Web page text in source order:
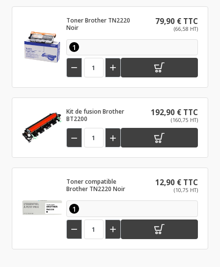
Toner Brother TN2220
Noir
79,90 € TTC
(66,58 HT)
1
 
Kit de fusion Brother
BT2200
192,90 € TTC
(160,75 HT)
 
Toner compatible
Brother TN2220 Noir
12,90 € TTC
(10,75 HT)
1
 